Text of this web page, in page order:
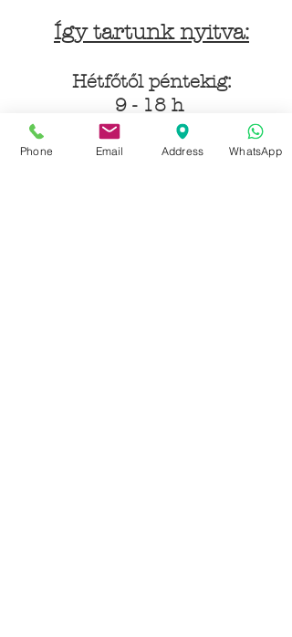
Így tartunk nyitva:
Hétfőtől péntekig:
9 - 18 h
Phone Email Address WhatsApp